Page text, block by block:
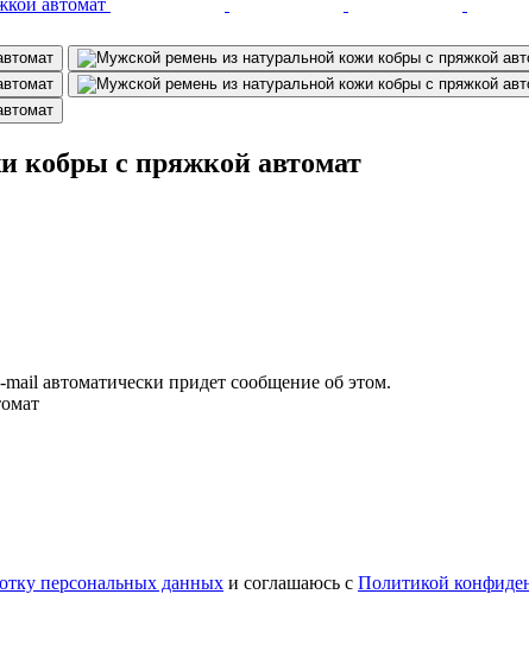
кобры с пряжкой автомат
автоматически придет сообщение об этом.
персональных данных и соглашаюсь с Политикой